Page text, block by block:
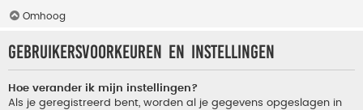
Omhoog
Gebruikersvoorkeuren en instellingen
Hoe verander ik mijn instellingen?
Als je geregistreerd bent, worden al je gegevens opgeslagen in